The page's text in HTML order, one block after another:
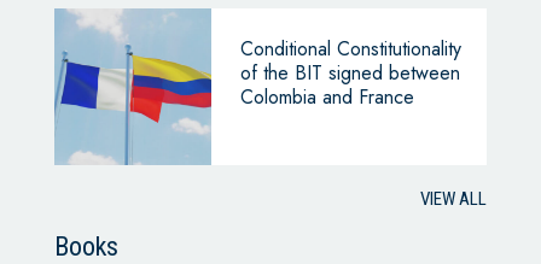
Conditional Constitutionality
of the BIT signed between
Colombia and France
VIEW ALL
Books